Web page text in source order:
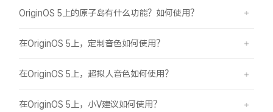
OriginOS 5上的原子岛有什么功能？如何使用？
在OriginOS 5上，定制音色如何使用？
在OriginOS 5上，超拟人音色如何使用？
在OriginOS 5上，小V建议如何使用？